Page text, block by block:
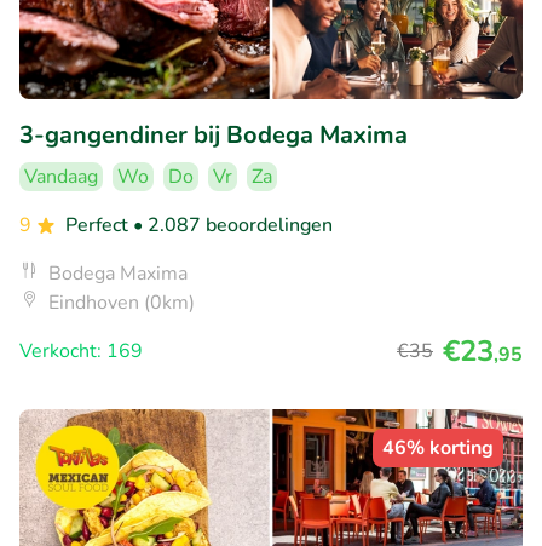
3-gangendiner bij Bodega Maxima
Vandaag Wo Do Vr
Za
9
Perfect • 2.087 beoordelingen
Bodega Maxima
Eindhoven (0km)
Verkocht: 169
€35 €23,95
46% korting